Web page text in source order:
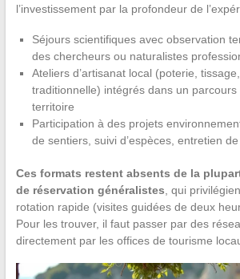
l’investissement par la profondeur de
Séjours scientifiques avec observation
des chercheurs ou naturalistes
Ateliers d’artisanat local (poterie,
traditionnelle) intégrés dans un
territoire
Participation à des projets
de sentiers, suivi d’espèces, entretien
Ces formats restent absents de la
de réservation généralistes, qui
rotation rapide (visites guidées de deux
Pour les trouver, il faut passer par des
directement par les offices de tourisme